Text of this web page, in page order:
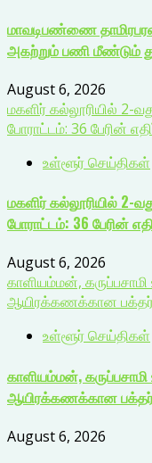
மாவடிபண்ணை
அகற்றும் பணி மீண்டும்
August 6, 2026
மகளிர் கல்லூரியில் 2-
போராட்டம்: 36 பேரின்
உள்ளூர் செய்திகள்
மகளிர் கல்லூரியில் 2-
போராட்டம்: 36 பேரின்
August 6, 2026
காளியம்மன்,
ஆயிரக்கணக்கான
உள்ளூர் செய்திகள்
காளியம்மன்,
ஆயிரக்கணக்கான
August 6, 2026